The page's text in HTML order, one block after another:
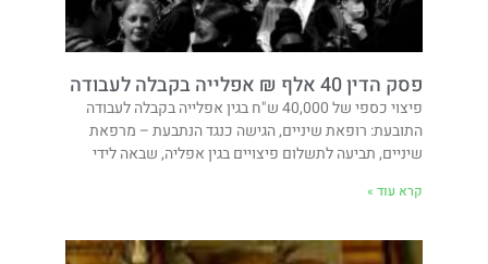
פסק הדין 40 אלף ₪ אפלייה בקבלה לעבודה
פיצוי כספי של 40,000 ש"ח בגין אפלייה בקבלה לעבודה
התובעת: רופאת שיניים, הגישה כנגד הנתבעת – מרפאת
שיניים, תביעה לתשלום פיצויים בגין אפליה, שבאה לידי
קרא עוד »